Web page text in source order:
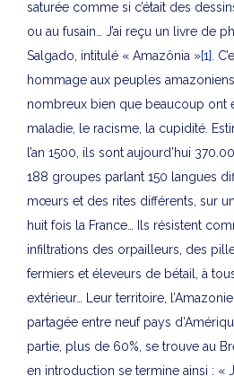
saturée comme si c’était des
ou au fusain… J’ai reçu un livre de
Salgado, intitulé « Amazônia »[1]
.
hommage aux peuples
nombreux bien que beaucoup ont
maladie, le racisme, la cupidité.
l’an 1500, ils sont aujourd’hui
188 groupes parlant 150 langues
mœurs et des rites différents, sur
huit fois la France… Ils résistent
infiltrations des orpailleurs, des
fermiers et éleveurs de bétail, à
extérieur… Leur territoire,
partagée entre neuf pays
partie, plus de 60%, se trouve au
en introduction se termine ainsi : «